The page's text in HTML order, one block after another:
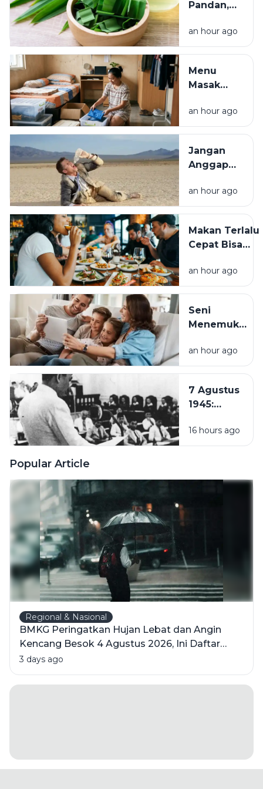
Pandan,
Aromatik
dengan
Manfaat
untuk
dan
Kesehatan
an hour ago
Menu
Masak
Anak Kos,
Hemat,
dan
Mudah
an hour ago
Jangan
Anggap
Dehidrasi
Bisa
Kesehatan
dan
Sehari-
hari
an hour ago
Makan Terlalu
Cepat Bisa
Kesehatan, Ini
Dampaknya
an hour ago
Seni
Menemukan
Tengah
Hustle
Pentingnya
Quality
Bersama
an hour ago
7 Agustus
1945:
PPKI, Langkah
Penting
16 hours ago
Popular Article
Regional & Nasional
BMKG Peringatkan Hujan Lebat dan Angin
Kencang Besok 4 Agustus 2026, Ini Daftar
Wilayahnya
3 days ago